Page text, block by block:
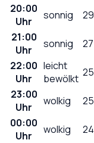
20:00
Uhr
sonnig 29
21:00
Uhr
sonnig 27
22:00
Uhr
leicht
bewölkt 25
23:00
Uhr
wolkig 25
00:00
Uhr
wolkig 24